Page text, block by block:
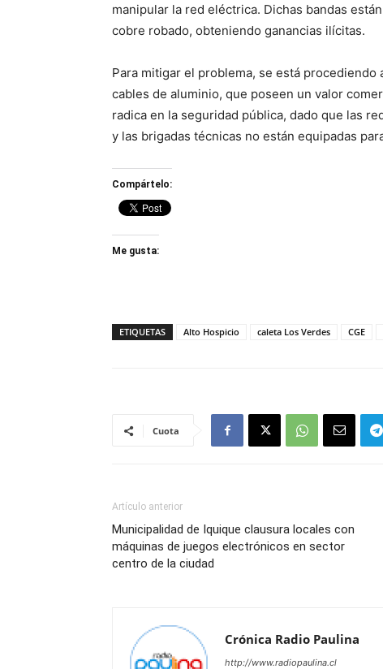
manipular la red eléctrica. Dichas bandas
cobre robado, obteniendo ganancias ilícitas.
Para mitigar el problema, se está
cables de aluminio, que poseen un valor
radica en la seguridad pública, dado que las
y las brigadas técnicas no están equipadas
Compártelo:
Me gusta:
ETIQUETAS Alto Hospicio caleta Los Verdes CGE
Cuota
Artículo anterior
Municipalidad de Iquique clausura locales con
máquinas de juegos electrónicos en sector
centro de la ciudad
Crónica Radio Paulina
http://www.radiopaulina.cl